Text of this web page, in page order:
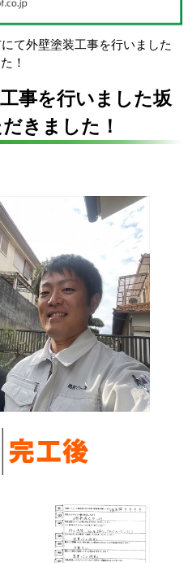
て外壁塗装工事を行いました
！
事を行いました坂
きました！